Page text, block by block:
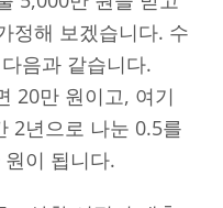
정해 보겠습니다. 수
음과 같습니다.
20만 원이고, 여기
2년으로 나눈 0.5를
이 됩니다.